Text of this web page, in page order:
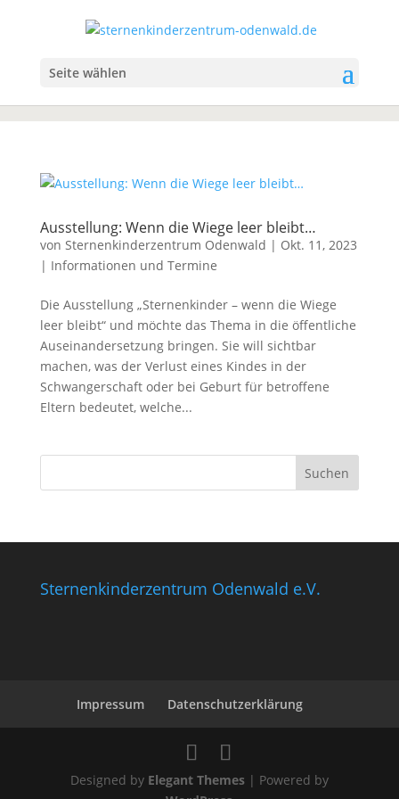
Seite wählen
Ausstellung: Wenn die Wiege leer bleibt…
von Sternenkinderzentrum Odenwald | Okt. 11, 2023
| Informationen und Termine
Die Ausstellung „Sternenkinder – wenn die Wiege
leer bleibt“ und möchte das Thema in die öffentliche
Auseinandersetzung bringen. Sie will sichtbar
machen, was der Verlust eines Kindes in der
Schwangerschaft oder bei Geburt für betroffene
Eltern bedeutet, welche...
Sternenkinderzentrum Odenwald e.V.
Impressum Datenschutzerklärung
Designed by Elegant Themes| Powered by